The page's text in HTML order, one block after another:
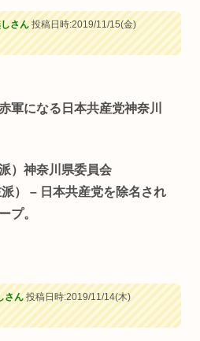
さん投稿日時:2019/11/15(金)
軍になる日本共産党神奈川
）神奈川県委員会
派） – 日本共産党を除名され
プ。
さん投稿日時:2019/11/14(木)